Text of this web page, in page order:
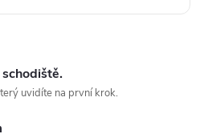
uvidíte na první krok.